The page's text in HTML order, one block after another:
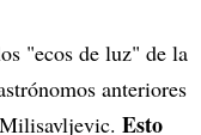
"ecos de luz" de la
anteriores
Esto